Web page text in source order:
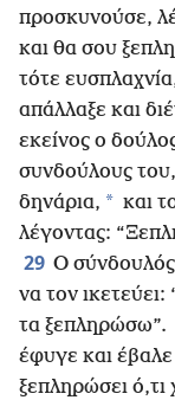
προσκυνούσε,
και θα σου
τότε
απάλλαξε και
εκείνος ο
συνδούλους
δηνάρια, * και
λέγοντας:
29 Ο σύνδουλός
να τον
τα ξεπληρώσω”.
έφυγε και
ξεπληρώσει